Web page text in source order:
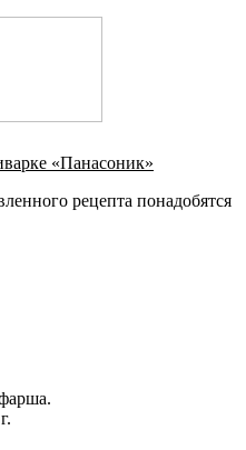
«Панасоник»
рецепта понадобятся